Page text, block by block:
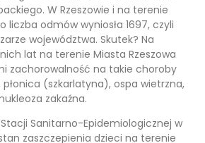
W Rzeszowie i na terenie
liczba odmów wyniosła 1697, czyli
województwa. Skutek? Na
lat na terenie Miasta Rzeszowa
zachorowalność na takie choroby
płonica (szkarlatyna), ospa wietrzna,
zakaźna.
Sanitarno-Epidemiologicznej w
zaszczepienia dzieci na terenie